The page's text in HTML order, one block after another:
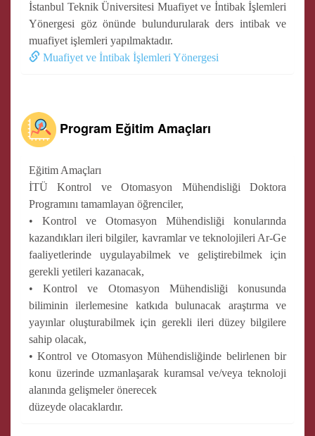
İstanbul Teknik Üniversitesi Muafiyet ve İntibak İşlemleri
Yönergesi göz önünde bulundurularak ders intibak ve
muafiyet işlemleri yapılmaktadır.
Muafiyet ve İntibak İşlemleri Yönergesi
Program Eğitim Amaçları
Eğitim Amaçları
İTÜ Kontrol ve Otomasyon Mühendisliği Doktora
Programını tamamlayan öğrenciler,
• Kontrol ve Otomasyon Mühendisliği konularında
kazandıkları ileri bilgiler, kavramlar ve teknolojileri Ar-Ge
faaliyetlerinde uygulayabilmek ve geliştirebilmek için
gerekli yetileri kazanacak,
• Kontrol ve Otomasyon Mühendisliği konusunda
biliminin ilerlemesine katkıda bulunacak araştırma ve
yayınlar oluşturabilmek için gerekli ileri düzey bilgilere
sahip olacak,
• Kontrol ve Otomasyon Mühendisliğinde belirlenen bir
konu üzerinde uzmanlaşarak kuramsal ve/veya teknoloji
alanında gelişmeler önerecek
düzeyde olacaklardır.